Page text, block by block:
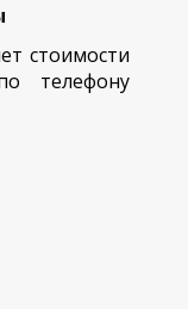
стоимости
телефону